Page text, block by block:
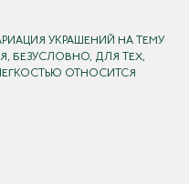
УКРАШЕНИЙ НА ТЕМУ
БЕЗУСЛОВНО, ДЛЯ ТЕХ,
ОТНОСИТСЯ